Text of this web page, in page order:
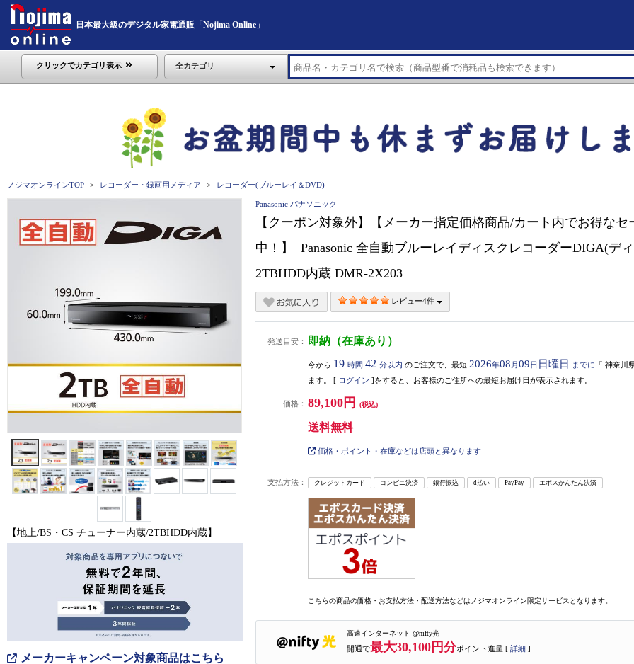
日本最大級のデジタル家電通販「Nojima Online」
クリックでカテゴリ表示 全カテゴリ
ノジマオンラインTOP レコーダー・録画用メディア レコーダー(ブルーレイ＆DVD)
【地上/BS・CS チューナー内蔵/2TBHDD内蔵】
メーカーキャンペーン対象商品はこちら
Panasonic パナソニック
【クーポン対象外】【メーカー指定価格商品/カート内でお得なセ
中！】 Panasonic 全自動ブルーレイディスクレコーダーDIGA(デ
2TBHDD内蔵 DMR-2X203
レビュー4件
発送目安： 即納（在庫あり）
今から 19 時間 42 分以内 のご注文で、最短 2026年08 月09日 日曜日 までに 「 神奈川
ます。 [ ログイン ]をすると、お客様のご住所への最短お届け日が表示されます。
価格： 89,100円 (税込)
送料無料
価格・ポイント・在庫などは店頭と異なります
支払方法： クレジットカード コンビニ決済 銀行振込 d払い PayPay エポスかんたん決済
こちらの商品の価格・お支払方法・配送方法などはノジマオンライン限定サービスとなります。
高速インターネット @nifty光
開通で最大30,100円分ポイント進呈 [ 詳細 ]